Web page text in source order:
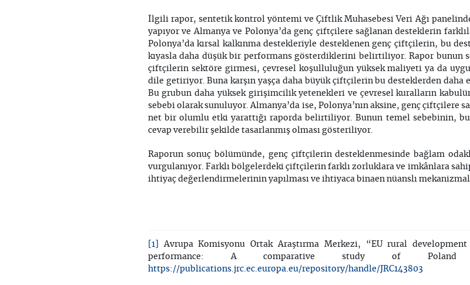
İlgili rapor, sentetik kontrol yöntemi ve Çiftlik Muhasebesi Veri Ağı
yapıyor ve Almanya ve Polonya’da genç çiftçilere sağlanan desteklerin
Polonya’da kırsal kalkınma destekleriyle desteklenen genç çiftçilerin, bu
kıyasla daha düşük bir performans gösterdiklerini belirtiliyor. Rapor bunun
çiftçilerin sektöre girmesi, çevresel koşulluluğun yüksek maliyeti ya da
dile getiriyor. Buna karşın yaşça daha büyük çiftçilerin bu desteklerden daha
Bu grubun daha yüksek girişimcilik yetenekleri ve çevresel kuralların
sebebi olarak sunuluyor. Almanya’da ise, Polonya’nın aksine, genç çiftçilere
net bir olumlu etki yarattığı raporda belirtiliyor. Bunun temel sebebinin, bu
cevap verebilir şekilde tasarlanmış olması gösteriliyor.
Raporun sonuç bölümünde, genç çiftçilerin desteklenmesinde bağlam
vurgulanıyor. Farklı bölgelerdeki çiftçilerin farklı zorluklara ve imkânlara
ihtiyaç değerlendirmelerinin yapılması ve ihtiyaca binaen nüanslı
[1]
Avrupa Komisyonu Ortak Araştırma Merkezi, “EU rural
performance: A comparative study of Poland
https://publications.jrc.ec.europa.eu/repository/handle/JRC143803